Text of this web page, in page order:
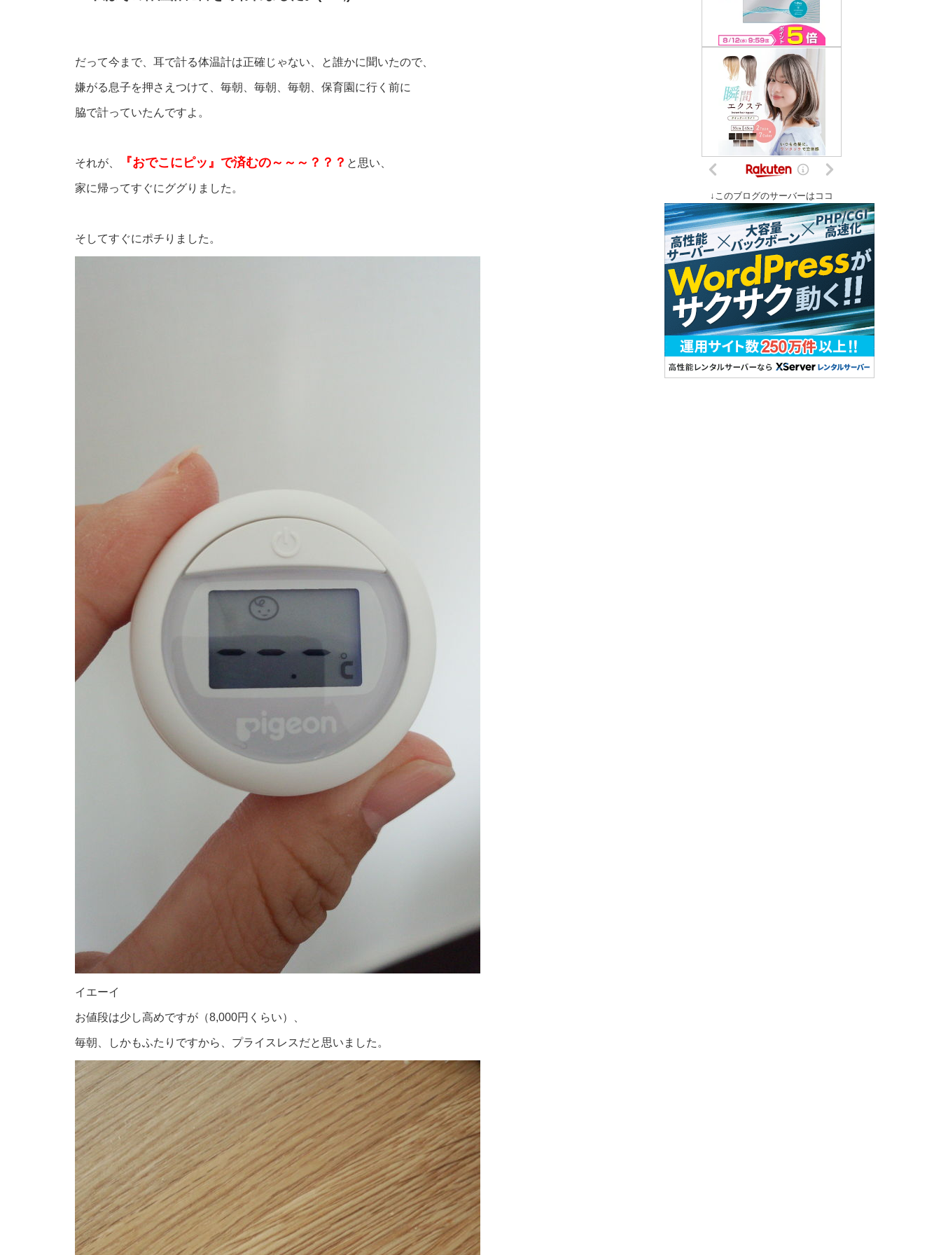
だって今まで、耳で計る体温計は正確じゃない、と誰かに聞いたので、
嫌がる息子を押さえつけて、毎朝、毎朝、毎朝、保育園に行く前に
脇で計っていたんですよ。
それが、 『おでこにピッ』で済むの～～～？？？ と思い、
家に帰ってすぐにググりました。
そしてすぐにポチりました。
イエーイ
お値段は少し高めですが（8,000円くらい）、
毎朝、しかもふたりですから、プライスレスだと思いました。
↓このブログのサーバーはココ